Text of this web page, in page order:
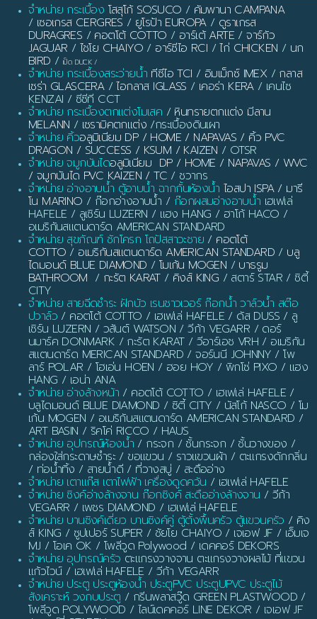
จำหน่าย กระเบื้อง โสสุโก้ SOSUCO / คัมพานา CAMPANA
/ เซอเกรส CERGRES / ยูโรป้า EUROPA/ ดูราเกรส
DURAGRES / คอตโต้ COTTO / อาร์เต้ ARTE /จาร์กัว
JAGUAR / ไชโย CHAIYO / อาร์ซีไอ RCI /ไก่ CHICKEN / นก
BIRD / เป็ด DUCK /
จำหน่าย กระเบื้องสระว่ายน้ำ ทีซีไอ TCI / อิมเม็กซ์ IMEX/ กลาส
เซร่า GLASCERA/ไอกลาส IGLASS / เคอร่า KERA/ เคนไซ
KENZAI / ซีซีที CCT
จำหน่าย กระเบื้องตกแต่งโมเสค / หินทรายตกแต่ง มีลาน
MELANN / เซรามิคตกแต่ง /กระเบื้องดินเผา
จำหน่าย คิ้วอลูมิเนียม DP / HOME / NAPAVAS / คิ้ว PVC
DRAGON / SUCCESS / KSUM / KAIZEN / OTSR
จำหน่าย จมูกบันไดอลูมิเนียม DP / HOME / NAPAVAS / WVC
/ จมูกบันได PVC KAIZEN / TC / ชวากร
จำหน่าย อ่างอาบน้ำ ตู้อาบน้ำ ฉากกั้นห้องน้ำ ไอสปา ISPA / มารี
โน MARINO / ก๊อกอ่างอาบน้ำ / ก๊อกผสมอ่างอาบน้ำ เฮเฟเล่
HAFELE / ลูเซิร์น LUZERN / แฮง HANG / ฮาโก้ HACO /
อเมริกันสแตนดาร์ด AMERICAN STANDARD
จำหน่าย สุขภัณฑ์ ชักโครก โถปัสสาวะชาย / คอตโต้
COTTO / อเมริกันสแตนดาร์ด AMERICAN STANDARD / บลู
ไดมอนด์ BLUE DIAMOND / โมเก้น MOGEN / บาธรูม
BATHROOM / กะรัต KARAT/ คิงส์ KING / สตาร์ STAR / ซิตี้
CITY
จำหน่าย สายฉีดชำระ ฝักบัว เรนชาวเวอร์ ก๊อกน้ำ วาล์วน้ำ สต๊อ
ปวาล์ว / คอตโต้ COTTO / เฮเฟเล่ HAFELE / ดัส DUSS / ลู
เซิร์น LUZERN / วสันต์ WATSON / วีก้า VEGARR / ดอร์
นมาร์ค DONMARK / กะรัต KARAT / วีอาร์เอช VRH / อเมริกัน
สแตนดาร์ด MERICAN STANDARD / จอร์นนี JOHNNY / โพ
ลาร์ POLAR / โฮเอ่น HOEN / ฮอย HOY / พิกโซ่ PIXO / แฮง
HANG / เอน่า ANA
จำหน่าย อ่างล้างหน้า / คอตโต้ COTTO / เฮเฟเล่ HAFELE /
บลูไดมอนด์ BLUE DIAMOND / ซิตี้ CITY / นัสโก้ NASCO / โม
เก้น MOGEN / อเมริกันสแตนดาร์ด AMERICAN STANDARD /
ART BASIN / ริคโค่ RICCO / HAUS
จำหน่าย อุปกรณ์ห้องน้ำ / กระจก / ชั้นกระจก / ชั้นวางของ /
กล่องใส่กระดาษชำระ / ขอแขวน / ราวแขวนผ้า / ตะแกรงดักกลิ่น
/ ท่อน้ำทิ้ง / สายน้ำดี / ที่วางสบู่ / สะดืออ่าง
จำหน่าย เตาแก๊ส เตาไฟฟ้า เครื่องดูดควัน / เฮเฟเล่ HAFELE
จำหน่าย ซิงค์อ่างล้างจาน ก๊อกซิงค์ สะดืออ่างล้างจาน / วีก้า
VEGARR / เพชร DIAMOND / เฮเฟเล่ HAFELE
จำหน่าย บานซิงค์เดี่ยว บานซิงค์คู่ ตู้ตั้งพื้นครัว ตู้แขวนครัว / คิง
ส์ KING / ซูปเปอร์ SUPER / ชัยโย CHAIYO / เจเอฟ JF / เอ็มเจ
MJ / โอเค OK / โพลีวูด Polywood / เดคคอร์ DEKORS
จำหน่าย อุปกรณ์ครัว ตะแกรงวางจาน ตะแกรงวางผลไม้ ที่แขวน
แก้วไวน์ / เฮเฟเล่ HAFELE / วีก้า VEGARR
จำหน่าย ประตู ประตูห้องน้ำ ประตูPVC ประตูUPVC ประตูไม้
สังเคราะห์ วงกบประตู / กรีนพลาสวู๊ด GREEN PLASTWOOD /
โพลีวูด POLYWOOD / ไลน์เดคคอร์ LINE DEKOR / เจเอฟ JF